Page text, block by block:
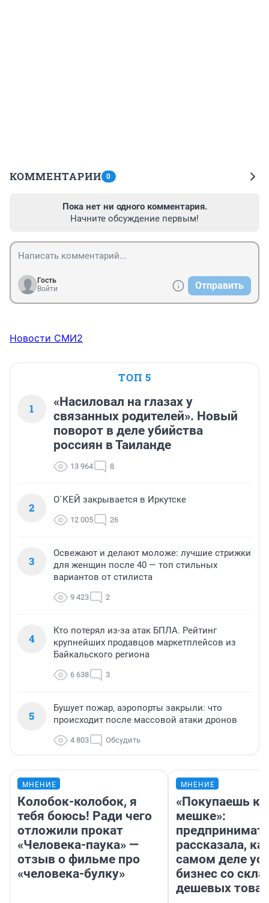
КОММЕНТАРИИ 0
Пока нет ни одного комментария.
Начните обсуждение первым!
Гость
Войти
Отправить
Новости СМИ2
ТОП 5
1
«Насиловал на глазах у
связанных родителей». Новый
поворот в деле убийства
россиян в Таиланде
13 964 8
2
О`КЕЙ закрывается в Иркутске
12 005 26
3
Освежают и делают моложе: лучшие стрижки
для женщин после 40 — топ стильных
вариантов от стилиста
9 423 2
4
Кто потерял из-за атак БПЛА. Рейтинг
крупнейших продавцов маркетплейсов из
Байкальского региона
6 638 3
5
Бушует пожар, аэропорты закрыли: что
происходит после массовой атаки дронов
4 803 Обсудить
МНЕНИЕ
Колобок-колобок, я
тебя боюсь! Ради чего
отложили прокат
«Человека-паука» —
отзыв о фильме про
«человека-булку»
МНЕНИЕ
«Покупаешь
мешке»:
рассказала,
самом деле
бизнес со
дешевых